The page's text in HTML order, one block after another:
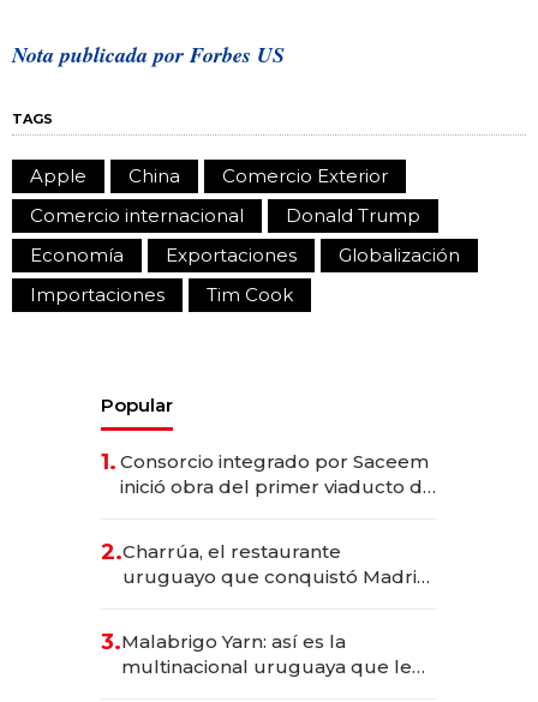
Nota publicada por Forbes US
TAGS
Apple China
Comercio Exterior
Comercio internacional
Donald Trump
Economía
Exportaciones
Globalización
Importaciones
Tim Cook
Popular
1. Consorcio integrado por Saceem
inició obra del primer viaducto de
millones
2.Charrúa, el restaurante
uruguayo que conquistó Madrid:
anticipación y prepara apertura
3.Malabrigo Yarn: así es la
multinacional uruguaya que le